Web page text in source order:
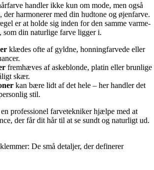
handler ikke kun om mode, men også
der harmonerer med din hudtone og øjenfarve.
er at holde sig inden for den samme varme-
som din naturlige farve ligger i.
klædes ofte af gyldne, honningfarvede eller
fremhæves af askeblonde, platin eller brunlige
skær.
kan bære lidt af det hele – her handler det
stil.
professionel farvetekniker hjælpe med at
der får dit hår til at se sundt og naturligt ud.
De små detaljer, der definerer